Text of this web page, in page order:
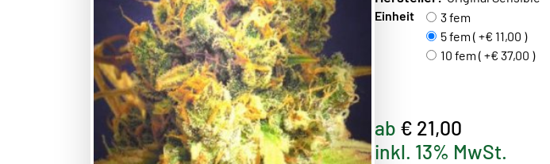
Einheit
3 fem
5 fem ( +€ 11,00 )
10 fem ( +€ 37,00 )
ab € 21,00
inkl. 13% MwSt.